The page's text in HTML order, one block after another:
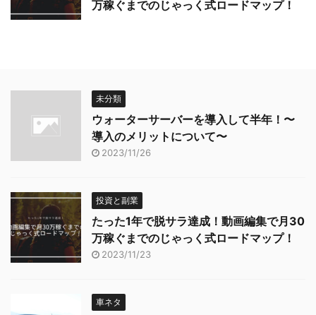
万稼ぐまでのじゃっく式ロードマップ！
未分類
ウォーターサーバーを導入して半年！〜
導入のメリットについて〜
2023/11/26
投資と副業
たった1年で脱サラ達成！動画編集で月30
万稼ぐまでのじゃっく式ロードマップ！
2023/11/23
車ネタ